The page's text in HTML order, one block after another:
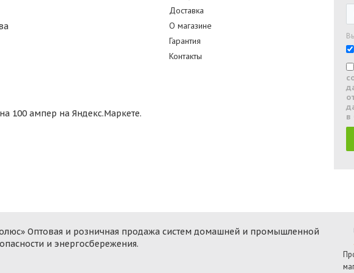
Доставка
О магазине
Гарантия
Контакты
в
Оптовая и розничная продажа систем домашней и промышленной
и энергосбережения.